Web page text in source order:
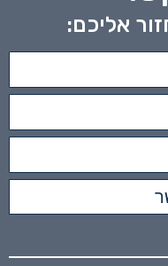
אליכם: